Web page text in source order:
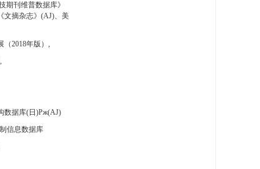
期刊维普数据库》
文摘杂志》(AJ)、美
（2018年版）,
数据库(日)Pж(AJ)
信息数据库